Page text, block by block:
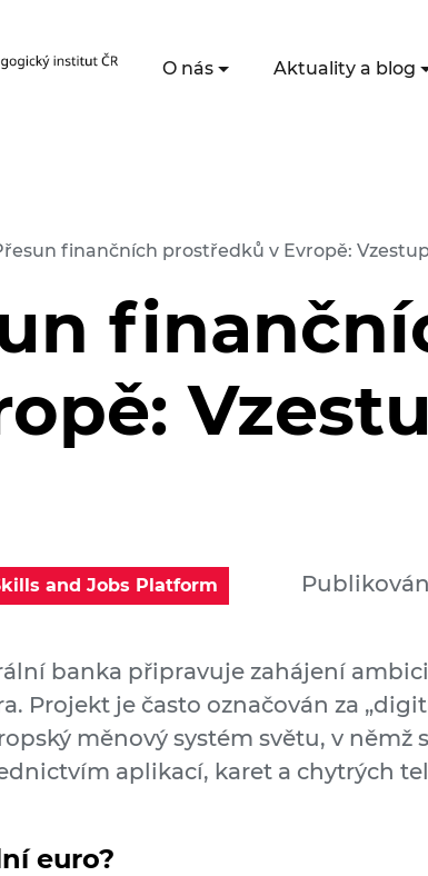
O nás Aktuality a blog
finančních prostředků v Evropě:
and Jobs Platform
banka připravuje zahájení
Projekt je často označován za
měnový systém světu, v
aplikací, karet a chytrých
euro?